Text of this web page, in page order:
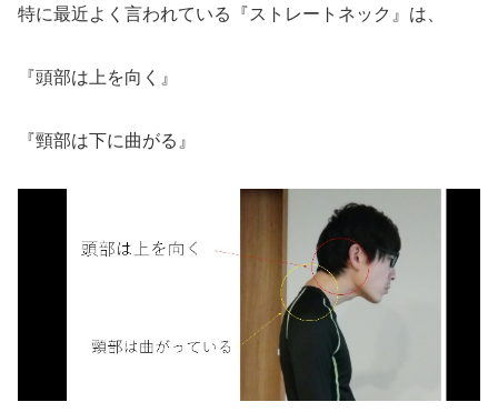
特に最近よく言われている『ストレートネック』は、
『頭部は上を向く』
『頸部は下に曲がる』